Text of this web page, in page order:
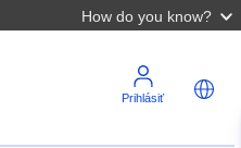
How do you know?
Prihlásiť